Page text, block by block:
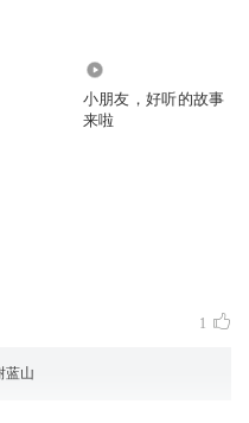
小朋友，好听的故事
来啦
1
蓝山